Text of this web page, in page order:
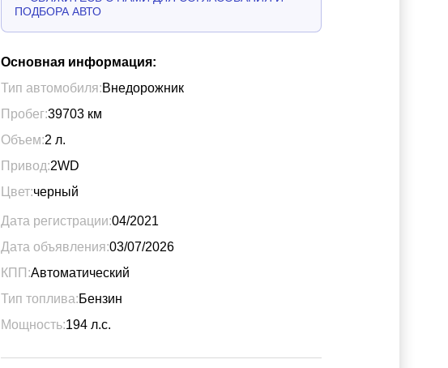
ПОДБОРА АВТО
Основная информация:
Тип автомобиля:Внедорожник
Пробег:39703 км
Объем:2 л.
Привод:2WD
Цвет:черный
Дата регистрации:04/2021
Дата объявления:03/07/2026
КПП:Автоматический
Тип топлива:Бензин
Мощность:194 л.с.